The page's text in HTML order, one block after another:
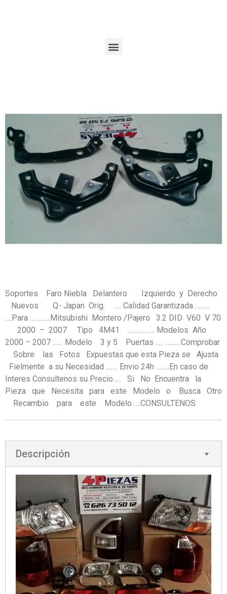
Soportes Faro Niebla Delantero Izquierdo y Derecho
Nuevos Q- Japan Orig. ….. Calidad Garantizada ………
….Para …………Mitsubishi Montero /Pajero 3.2 DID V60 V 70
2000 – 2007 Tipo 4M41 ……………. Modelos Año
2000 – 2007 …… Modelo 3 y 5 Puertas ….. ………Comprobar
Sobre las Fotos Expuestas que esta Pieza se Ajusta
Fielmente a su Necesidad ……. Envio 24h ……..En caso de
Interes Consultenos su Precio….. Si No Encuentra la
Pieza que Necesita para este Modelo o Busca Otro
Recambio para este Modelo ….CONSULTENOS
Descripción